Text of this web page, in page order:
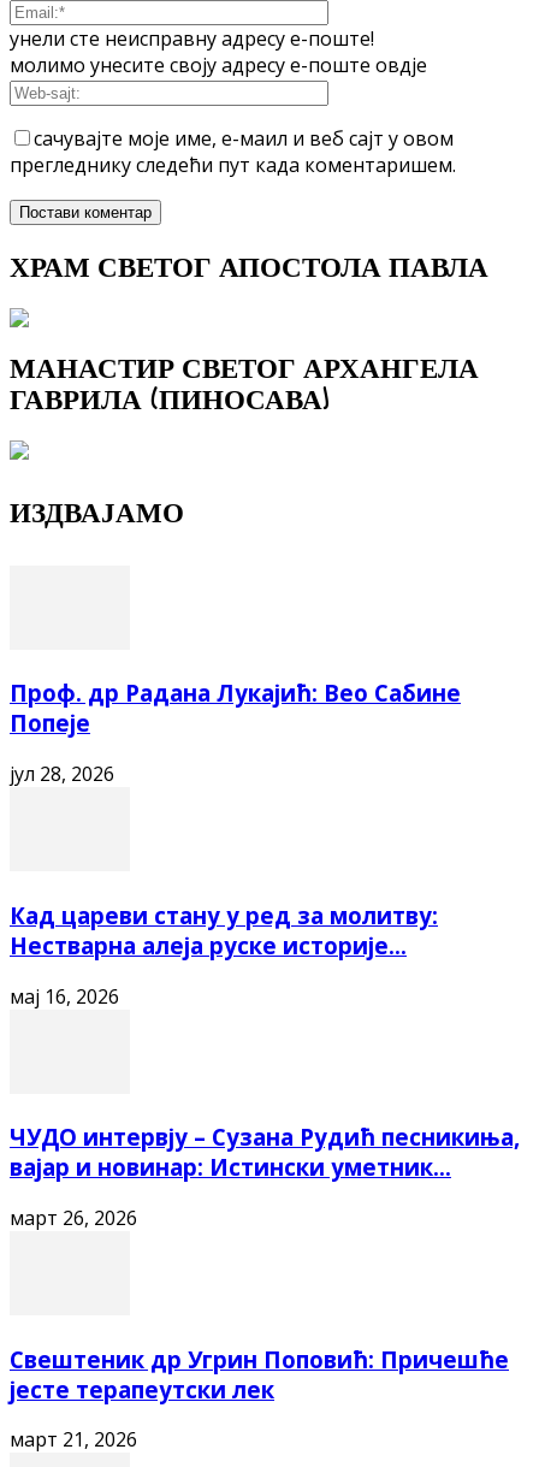
унели сте неисправну адресу е-поште!
молимо унесите своју адресу е-поште овдје
сачувајте моје име, е-маил и веб сајт у овом
прегледнику следећи пут када коментаришем.
ХРАМ СВЕТОГ АПОСТОЛА ПАВЛА
МАНАСТИР СВЕТОГ АРХАНГЕЛА
ГАВРИЛА (ПИНОСАВА)
ИЗДВАЈАМО
Проф. др Радана Лукајић: Вео Сабине
Попеје
јул 28, 2026
Кад цареви стану у ред за молитву:
Нестварна алеја руске историје...
мај 16, 2026
ЧУДО интервју – Сузана Рудић песникиња,
вајар и новинар: Истински уметник...
март 26, 2026
Свештеник др Угрин Поповић: Причешће
јесте терапеутски лек
март 21, 2026